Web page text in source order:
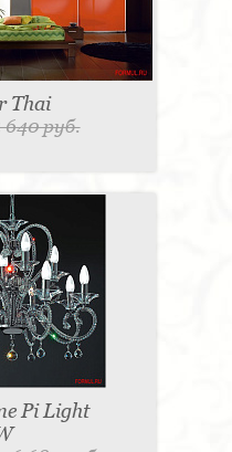
Thai
640 руб.
Pi Light